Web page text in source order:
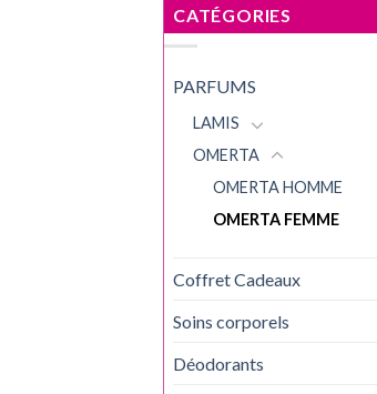
CATÉGORIES
PARFUMS
LAMIS
OMERTA
OMERTA HOMME
OMERTA FEMME
Coffret Cadeaux
Soins corporels
Déodorants